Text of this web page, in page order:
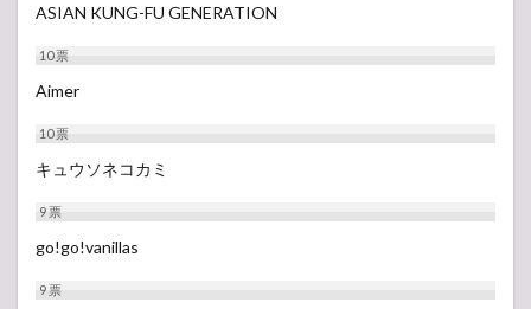
ASIAN KUNG-FU GENERATION
10票
Aimer
10票
キュウソネコカミ
9票
go!go!vanillas
9票